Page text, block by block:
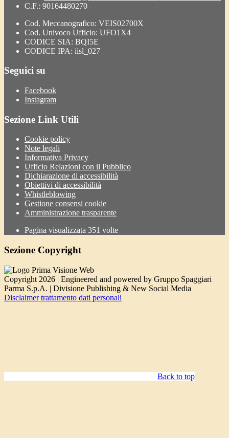
C.F.: 90164480270
Cod. Meccanografico: VEIS02700X
Cod. Univoco Ufficio: UFO1X4
CODICE SIA: BQI5E
CODICE IPA: iisl_027
Seguici su
Facebook
Instagram
Sezione Link Utili
Cookie policy
Note legali
Informativa Privacy
Ufficio Relazioni con il Pubblico
Dichiarazione di accessibilità
Obiettivi di accessibilità
Whistleblowing
Gestione consensi cookie
Amministrazione trasparente
Pagina visualizzata 351 volte
Sezione Copyright
Copyright 2026 | Engineered and powered by Gruppo Spaggiari
Parma S.p.A. | Divisione Publishing & New Social Media
Disclaimer trattamento dati personali
Back to top